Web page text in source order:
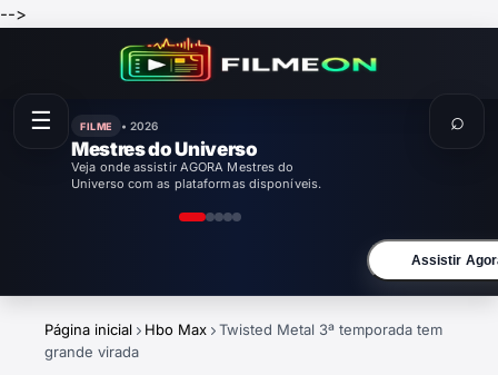
-->
FILME • 2026
Enola Holmes 3
Veja onde assistir AGORA Enola Holmes 3
com as plataformas disponíveis.
Assistir
Página inicial Hbo Max
Twisted Metal 3ª temporada tem
grande virada
☰ ⌕